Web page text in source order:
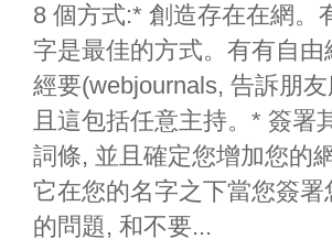
8 個方式:* 創造存在在網。
字是最佳的方式。有有自
經要(webjournals, 告訴朋
且這包括任意主持。* 簽
詞條, 並且確定您增加您的
它在您的名字之下當您簽
的問題, 和不要...